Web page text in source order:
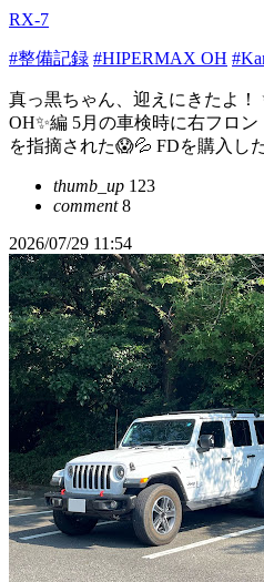
RX-7
#整備記録 #HIPERMAX OH
真っ黒ちゃん、迎えにきたよ！
OH✨編 5月の車検時に右フロ
を指摘された😱💦 FDを購入し
thumb_up 123
comment8
2026/07/29 11:54